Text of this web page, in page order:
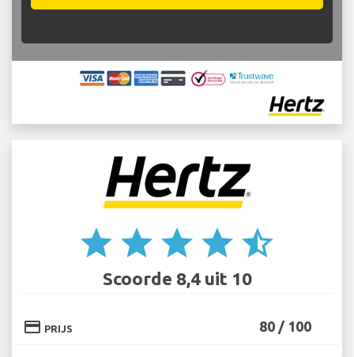
star star star star star_half
Scoorde 8,4 uit 10
credit_card PRIJS 80 / 100